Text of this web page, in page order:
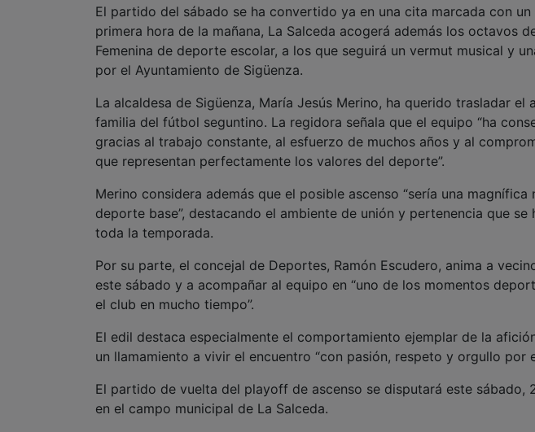
El partido del sábado se ha convertido ya en una cita marcada con
primera hora de la mañana, La Salceda acogerá además los octavos
Femenina de deporte escolar, a los que seguirá un vermut musical y
por el Ayuntamiento de Sigüenza.
La alcaldesa de Sigüenza, María Jesús Merino, ha querido trasladar
familia del fútbol seguntino. La regidora señala que el equipo “ha
gracias al trabajo constante, al esfuerzo de muchos años y al
que representan perfectamente los valores del deporte”.
Merino considera además que el posible ascenso “sería una
deporte base”, destacando el ambiente de unión y pertenencia que
toda la temporada.
Por su parte, el concejal de Deportes, Ramón Escudero, anima a
este sábado y a acompañar al equipo en “uno de los momentos
el club en mucho tiempo”.
El edil destaca especialmente el comportamiento ejemplar de la
un llamamiento a vivir el encuentro “con pasión, respeto y orgullo por
El partido de vuelta del playoff de ascenso se disputará este sábado,
en el campo municipal de La Salceda.